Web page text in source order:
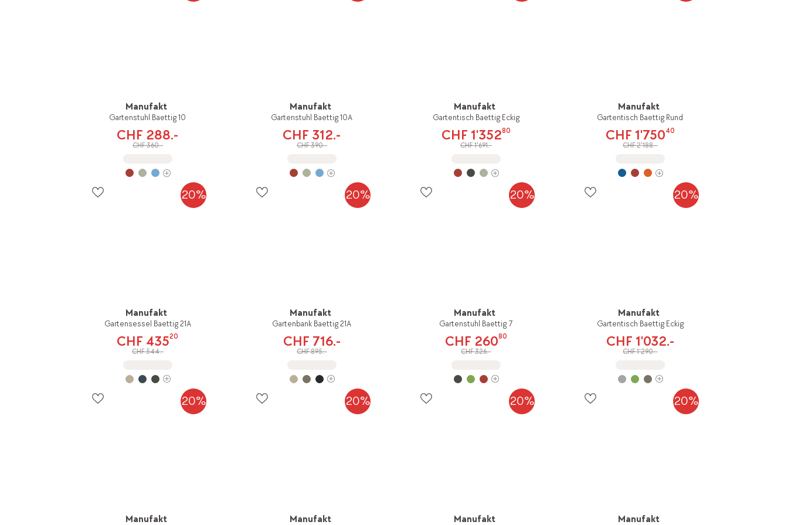
Manufakt
Gartenstuhl Baettig 10
CHF 288.-
CHF 360.-
Manufakt
Gartenstuhl Baettig 10A
CHF 312.-
CHF 390.-
Manufakt
Gartentisch Baettig Eckig
CHF 1'35280
CHF 1'691.-
Manufakt
Gartentisch Baettig Rund
CHF 1'75040
CHF 2'188.-
20%
Manufakt
Gartensessel Baettig 21A
CHF 43520
CHF 544.-
20%
Manufakt
Gartenbank Baettig 21A
CHF 716.-
CHF 895.-
20%
Manufakt
Gartenstuhl Baettig 7
CHF 26080
CHF 326.-
20%
Manufakt
Gartentisch Baettig Eckig
CHF 1'032.-
CHF 1'290.-
20%
Manufakt
20%
Manufakt
20%
Manufakt
20%
Manufakt